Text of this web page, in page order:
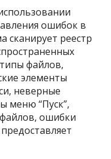
ошибок в
сканирует реестр
файлов,
элементы
неверные
меню “Пуск”,
ошибки